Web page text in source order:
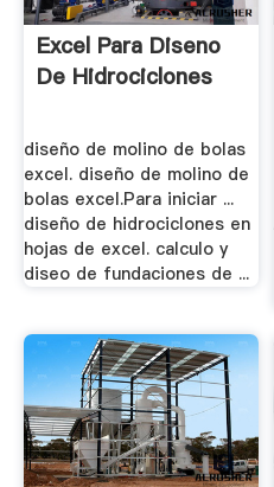
Excel Para Diseno
De Hidrociclones
diseño de molino de bolas
excel. diseño de molino de
bolas excel.Para iniciar ...
diseño de hidrociclones en
hojas de excel. calculo y
diseo de fundaciones de ...